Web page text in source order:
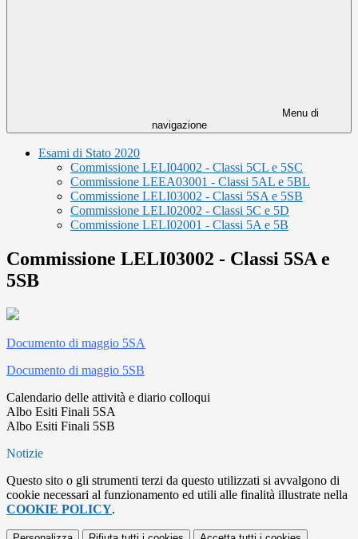
Menu di
navigazione
Esami di Stato 2020
Commissione LELI04002 - Classi 5CL e 5SC
Commissione LEEA03001 - Classi 5AL e 5BL
Commissione LELI03002 - Classi 5SA e 5SB
Commissione LELI02002 - Classi 5C e 5D
Commissione LELI02001 - Classi 5A e 5B
Commissione LELI03002 - Classi 5SA e
5SB
Documento di maggio 5SA
Documento di maggio 5SB
Calendario delle attività e diario colloqui
Albo Esiti Finali 5SA
Albo Esiti Finali 5SB
Notizie
Questo sito o gli strumenti terzi da questo utilizzati si avvalgono di
cookie necessari al funzionamento ed utili alle finalità illustrate nella
COOKIE POLICY.